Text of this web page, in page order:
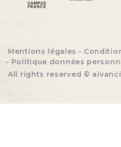
Menu bottom footer
Mentions légales
Politique données
All rights reserved ©